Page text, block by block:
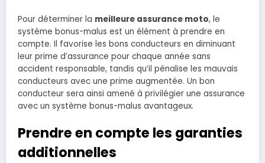
Pour déterminer la meilleure assurance moto, le
système bonus-malus est un élément à prendre en
compte. Il favorise les bons conducteurs en diminuant
leur prime d’assurance pour chaque année sans
accident responsable, tandis qu’il pénalise les mauvais
conducteurs avec une prime augmentée. Un bon
conducteur sera ainsi amené à privilégier une assurance
avec un système bonus-malus avantageux.
Prendre en compte les garanties
additionnelles